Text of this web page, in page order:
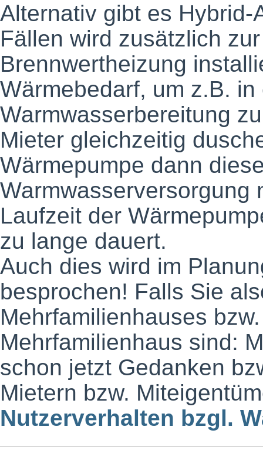
Alternativ gibt es
Fällen wird zusätzlich
Brennwertheizung
Wärmebedarf, um z.B.
Warmwasserbereitung
Mieter gleichzeitig
Wärmepumpe dann
Warmwasserversorgung
Laufzeit der
zu lange dauert.
Auch dies wird im
besprochen! Falls Sie
Mehrfamilienhauses
Mehrfamilienhaus sind:
schon jetzt Gedanken
Mietern bzw.
Nutzerverhalten bzgl.